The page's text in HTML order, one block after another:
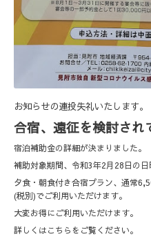
お知らせの連投失礼いたします。
合宿、遠征を検討され
宿泊補助金の詳細が決まりました。
補助対象期間、令和3年2月28日の日
夕食・朝食付き合宿プラン、通常
(税別)でご利用いただけます。
大変お得にご利用いただけます。
詳しくはこちらをご覧ください。